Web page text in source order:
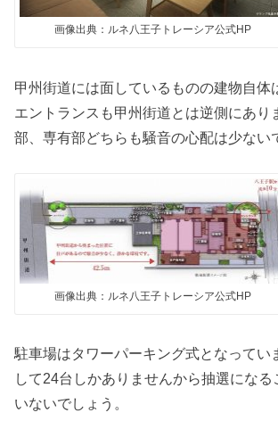
画像出典：ルネ八王子トレーシア公式HP
甲州街道には面しているものの建物自体
エントランスも甲州街道とは逆側にあり
部、専有部どちらも騒音の心配は少ない
画像出典：ルネ八王子トレーシア公式HP
駐車場はタワーパーキング式となってい
して24台しかありませんから抽選になる
いないでしょう。